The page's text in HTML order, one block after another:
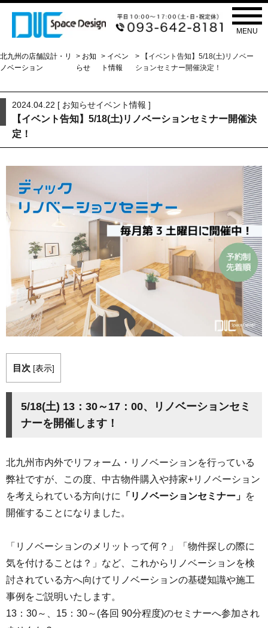
MENU
NEWS
北九州の店舗設計・リ
ノベーション
> お知
らせ
> イベン
ト情報
> 【イベント告知】5/18(土)リノベー
ションセミナー開催決定！
2024.04.22 [ お知らせイベント情報 ]
【イベント告知】5/18(土)リノベーションセミナー開催決
定！
目次 [表示]
5/18(土) 13：30～17：00、リノベーションセミ
ナーを開催します！
北九州市内外でリフォーム・リノベーションを行っている
弊社ですが、この度、中古物件購入や持家+リノベーション
を考えられている方向けに
「リノベーションセミナー」 を
開催することになりました。
「リノベーションのメリットって何？」「物件探しの際に
気を付けることは？」など、これからリノベーションを検
討されている方へ向けてリノベーションの基礎知識や施工
事例をご説明いたします。
13：30～、15：30～(各回 90分程度)のセミナーへ参加され